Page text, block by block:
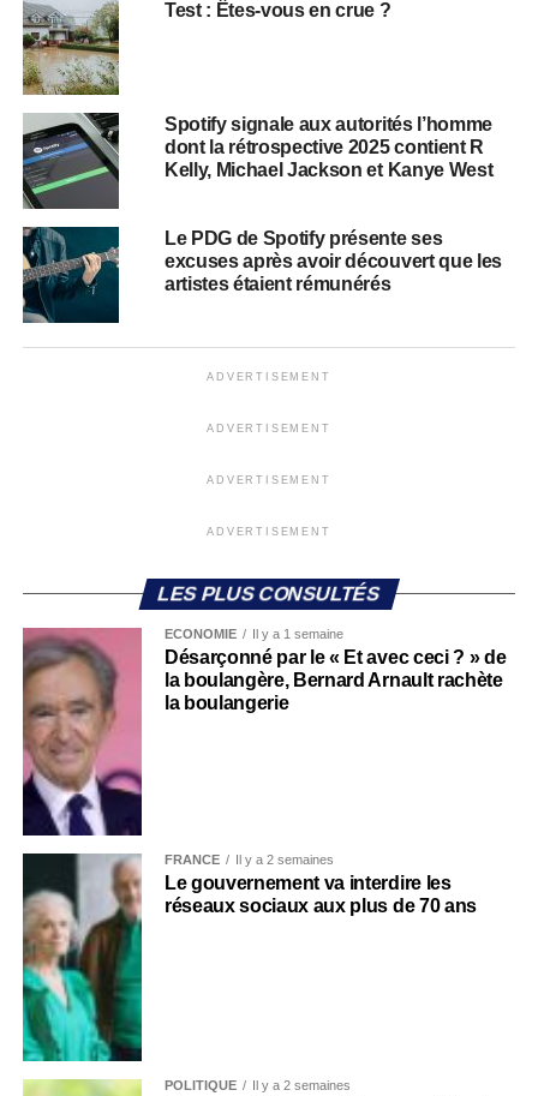
Test : Êtes-vous en crue ?
Spotify signale aux autorités l’homme
dont la rétrospective 2025 contient R
Kelly, Michael Jackson et Kanye West
Le PDG de Spotify présente ses
excuses après avoir découvert que les
artistes étaient rémunérés
ADVERTISEMENT
ADVERTISEMENT
ADVERTISEMENT
ADVERTISEMENT
LES PLUS CONSULTÉS
ECONOMIE Il y a 1 semaine
Désarçonné par le « Et avec ceci ? » de
la boulangère, Bernard Arnault rachète
la boulangerie
FRANCE Il y a 2 semaines
Le gouvernement va interdire les
réseaux sociaux aux plus de 70 ans
POLITIQUE Il y a 2 semaines